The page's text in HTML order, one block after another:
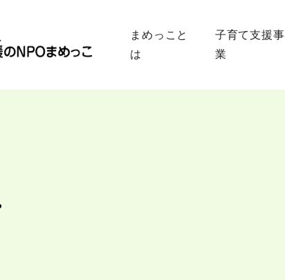
まめっこと
は
子育て支援事
業